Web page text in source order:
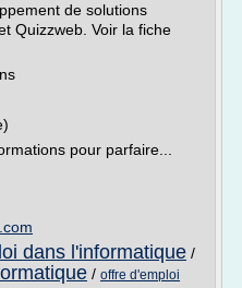
de solutions
Quizzweb. Voir la fiche
pour parfaire...
dans l'informatique /
/ offre d'emploi